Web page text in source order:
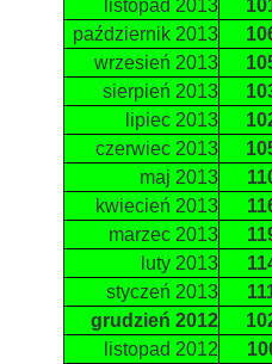
listopad 2013
październik 2013
wrzesień 2013
sierpień 2013
lipiec 2013
czerwiec 2013
maj 2013
kwiecień 2013
marzec 2013
luty 2013
styczeń 2013
grudzień 2012
listopad 2012